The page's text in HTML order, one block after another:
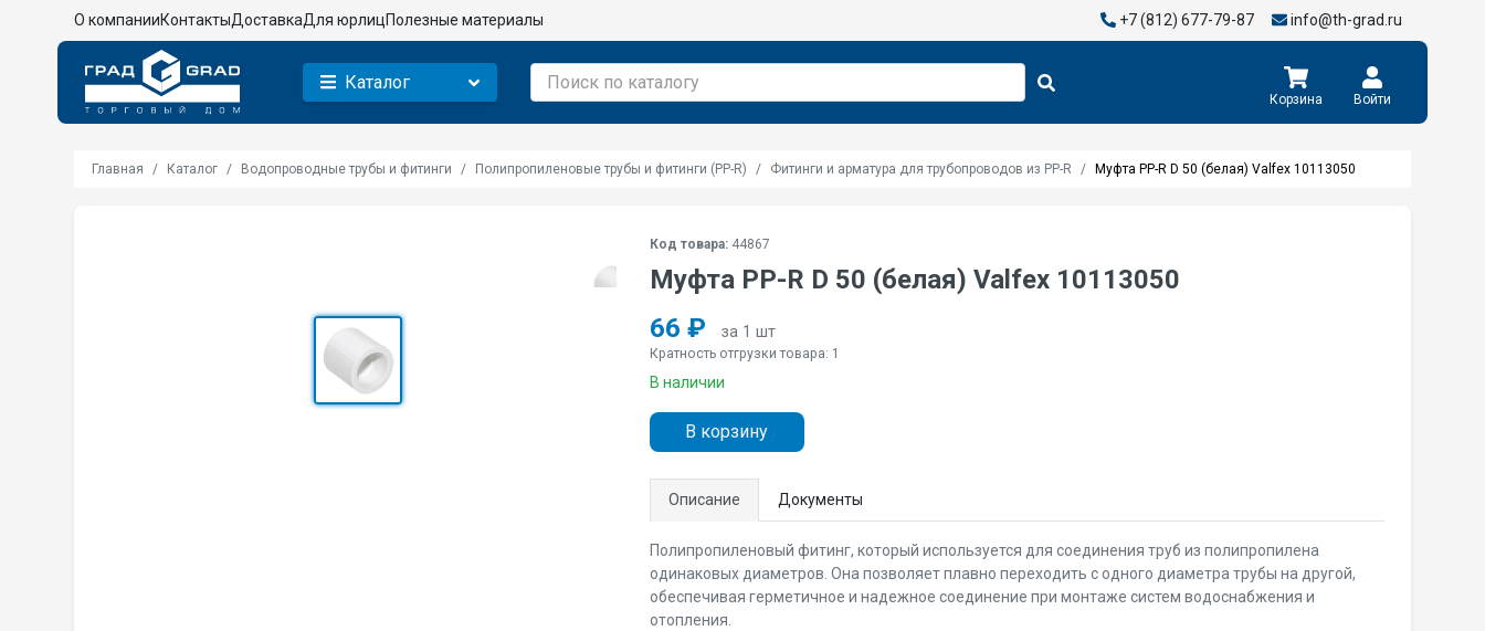
О компанииКонтактыДоставкаДля юрлицПолезные материалы +7 (812) 677-79-87 info@th-grad.ru
Каталог
Корзина Войти
Главная Каталог Водопроводные трубы и фитинги Полипропиленовые трубы и фитинги (PP-R) Фитинги и арматура для трубопроводов из PP-R Муфта PP-R D 50 (белая) Valfex 10113050
Код товара:44867
Муфта PP-R D 50 (белая) Valfex 10113050
66 ₽
за 1 шт
Кратность отгрузки товара: 1
В наличии
В корзину
Описание Документы
Полипропиленовый фитинг, который используется для соединения труб из полипропилена
одинаковых диаметров. Она позволяет плавно переходить с одного диаметра трубы на другой,
обеспечивая герметичное и надежное соединение при монтаже систем водоснабжения и
отопления.